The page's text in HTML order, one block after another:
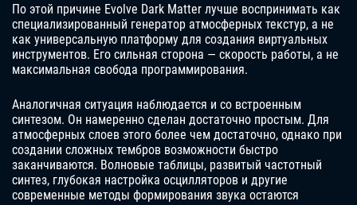
По этой причине Evolve Dark Matter лучше воспринимать как
специализированный генератор атмосферных текстур, а не
как универсальную платформу для создания виртуальных
инструментов. Его сильная сторона — скорость работы, а не
максимальная свобода программирования.
Аналогичная ситуация наблюдается и со встроенным
синтезом. Он намеренно сделан достаточно простым. Для
атмосферных слоев этого более чем достаточно, однако при
создании сложных тембров возможности быстро
заканчиваются. Волновые таблицы, развитый частотный
синтез, глубокая настройка осцилляторов и другие
современные методы формирования звука остаются